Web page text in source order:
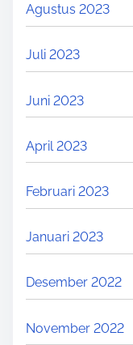
Agustus 2023
Juli 2023
Juni 2023
April 2023
Februari 2023
Januari 2023
Desember 2022
November 2022